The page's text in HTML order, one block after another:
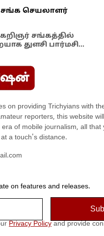
சங்க செயலாளர்
சங்கத்தில்
துளசி பார்மசி…
on providing Trichyians with
reporters, this website
of mobile journalism, all that
a touch's distance.
on features and releases.
Privacy Policy and provide